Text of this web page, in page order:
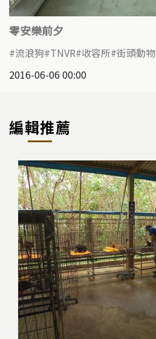
零安樂前夕
流浪狗 TNVR 收容所 街頭動物
2016-06-06 00:00
編輯推薦